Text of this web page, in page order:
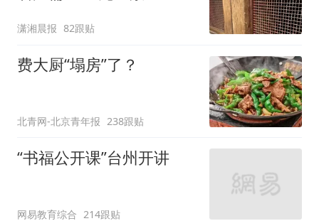
可按需买
潇湘晨报 82跟贴
费大厨“塌房”了？
北青网-北京青年报 238跟贴
“书福公开课”台州开讲
网易教育综合 214跟贴